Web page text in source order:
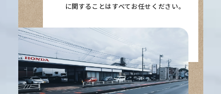
に関することはすべてお任せください。